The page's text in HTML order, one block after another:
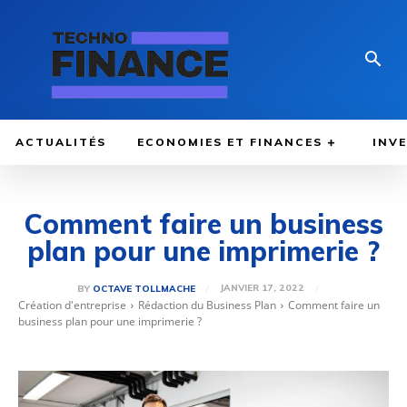
ACTUALITÉS ECONOMIES ET FINANCES
Comment faire un business
plan pour une imprimerie ?
BY OCTAVE TOLLMACHE JANVIER 17, 2022
Création d'entreprise Rédaction du Business Plan
Comment faire un
business plan pour une imprimerie ?